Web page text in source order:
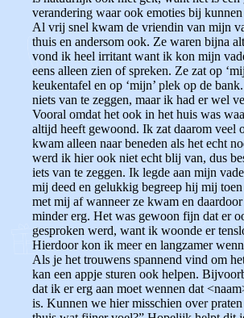
verandering waar ook emoties bij
Al vrij snel kwam de vriendin van mijn
thuis en andersom ook. Ze waren bijna
vond ik heel irritant want ik kon mijn
eens alleen zien of spreken. Ze zat op
keukentafel en op ‘mijn’ plek op de
niets van te zeggen, maar ik had er wel
Vooral omdat het ook in het huis was
altijd heeft gewoond. Ik zat daarom veel
kwam alleen naar beneden als het echt
werd ik hier ook niet echt blij van, dus
iets van te zeggen. Ik legde aan mijn
mij deed en gelukkig begreep hij mij
met mij af wanneer ze kwam en
minder erg. Het was gewoon fijn dat er
gesproken werd, want ik woonde er
Hierdoor kon ik meer en langzamer
Als je het trouwens spannend vind om
kan een appje sturen ook helpen.
dat ik er erg aan moet wennen dat
is. Kunnen we hier misschien over